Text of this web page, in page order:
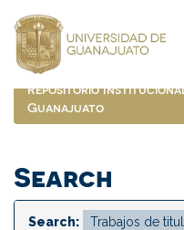
navigation
Repositorio
Guanajuato
Search
Search: